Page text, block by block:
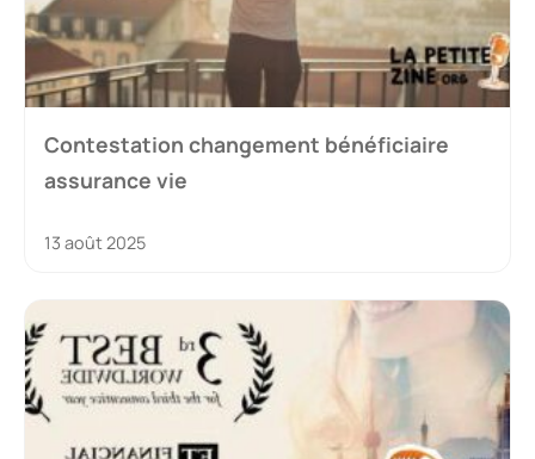
Contestation changement bénéficiaire
assurance vie
13 août 2025